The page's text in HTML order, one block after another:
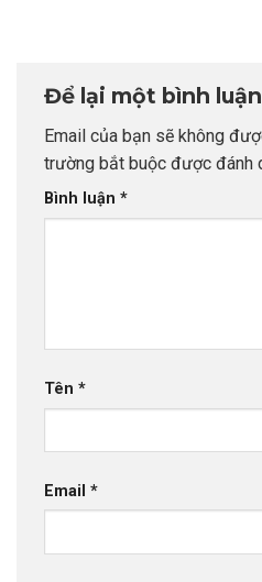
Để lại một bình luận
Email của bạn sẽ không
trường bắt buộc được đánh
Bình luận *
Tên *
Email *